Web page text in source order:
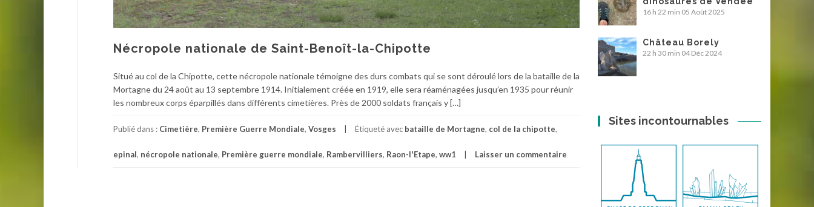
Nécropole nationale de Saint-Benoît-la-Chipotte
Situé au col de la Chipotte, cette nécropole nationale témoigne des durs combats qui se sont déroulé lors de la bataille de la
Mortagne du 24 août au 13 septembre 1914. Initialement créée en 1919, elle sera réaménagées jusqu’en 1935 pour réunir
les nombreux corps éparpillés dans différents cimetières. Près de 2000 soldats français y […]
Publié dans : Cimetière, Première Guerre Mondiale, Vosges Étiqueté avec bataille de Mortagne, col de la chipotte,
epinal, nécropole nationale, Première guerre mondiale, Rambervilliers, Raon-l'Etape, ww1 Laisser un commentaire
16 h 22 min 05 Août 2025
Château Borely
22 h 30 min 04 Déc 2024
Sites incontournables